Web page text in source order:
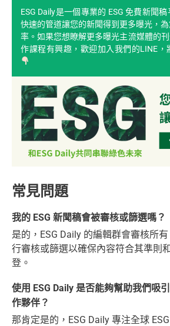
ESG Daily是一個專業的 ESG 免費新聞
快速的管道讓您的新聞得到更多曝光，
率。如果您想瞭解更多曝光主流媒體的
作課程有興趣，歡迎加入我們的LINE，
常見問題
我的 ESG 新聞稿會被審核或篩選嗎？
是的，ESG Daily 的編輯群會審核所
行審核或篩選以確保內容符合其準則
登。
使用 ESG Daily 是否能夠幫助我們吸
作夥伴？
那肯定是的，ESG Daily 專注全球